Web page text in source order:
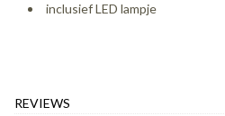
inclusief LED lampje
REVIEWS